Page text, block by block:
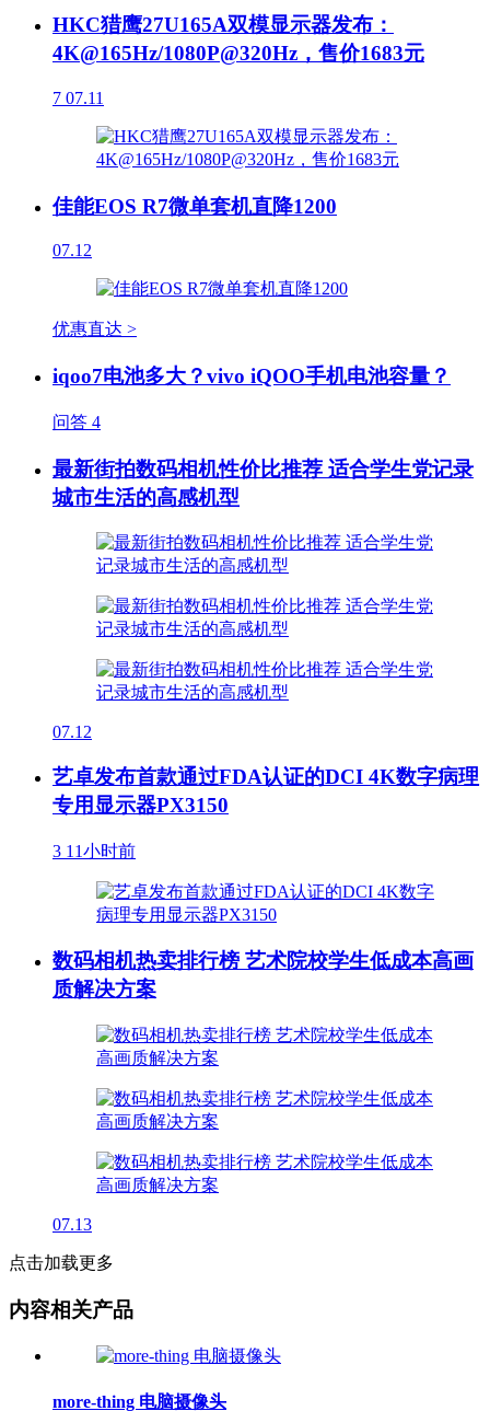
HKC猎鹰27U165A双模显示器发布：
4K@165Hz/1080P@320Hz，售价1683元
7 07.11
佳能EOS R7微单套机直降1200
07.12
优惠直达 >
iqoo7电池多大？vivo iQOO手机电池容量？
问答 4
最新街拍数码相机性价比推荐 适合学生党记录
城市生活的高感机型
07.12
艺卓发布首款通过FDA认证的DCI 4K数字病理
专用显示器PX3150
3 11小时前
数码相机热卖排行榜 艺术院校学生低成本高画
质解决方案
07.13
点击加载更多
内容相关产品
more-thing 电脑摄像头